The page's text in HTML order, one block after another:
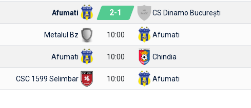
Afumati 2-1 CS Dinamo București
Metalul Bz 10:00 Afumati
Afumati 10:00 Chindia
CSC 1599 Selimbar 10:00 Afumati